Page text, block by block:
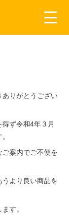
りがとうござい
ず令和4年３月
案内でご不便を
より良い商品を
す。